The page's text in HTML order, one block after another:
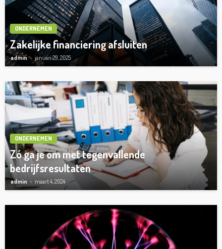
ONDERNEMEN
Zakelijke financiering afsluiten
admin januari 29, 2025
ONDERNEMEN
Zó ga je om met tegenvallende
bedrijfsresultaten
admin maart 4, 2024